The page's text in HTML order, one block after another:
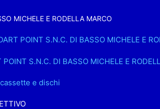
MICHELE E RODELLA MARCO
POINT S.N.C. DI BASSO MICHELE E
S.N.C. DI BASSO MICHELE E
e dischi